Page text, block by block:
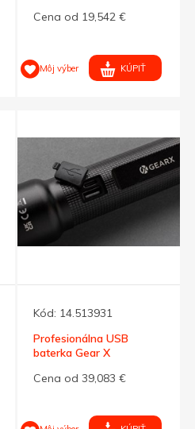
Cena od 19,542 €
Môj výber KÚPIŤ
Kód: 14.513931
Profesionálna USB
baterka Gear X
Cena od 39,083 €